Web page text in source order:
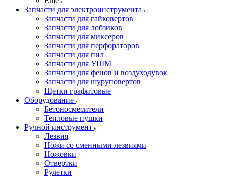
Запчасти для электроинструмента
Запчасти для гайковертов
Запчасти для лобзиков
Запчасти для миксеров
Запчасти для перфораторов
Запчасти для пил
Запчасти для УШМ
Запчасти для фенов и воздуходувок
Запчасти для шуруповертов
Щетки графитовые
Оборудование
Бетоносмесители
Тепловые пушки
Ручной инструмент
Лезвия
Ножи со сменными лезвиями
Ножовки
Отвертки
Рулетки